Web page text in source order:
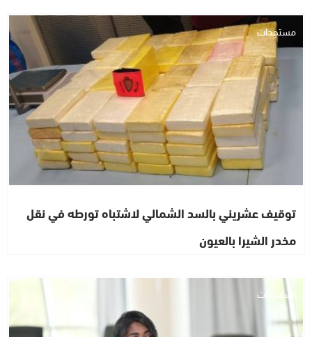
مستجدات
توقيف عشريني بالسد الشمالي لاشتباه تورطه في نقل
مخدر الشيرا بالعيون
مستجدات